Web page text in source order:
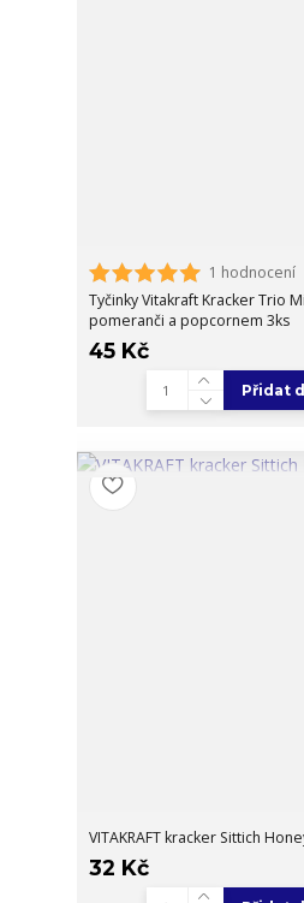
1 hodnocení
Tyčinky Vitakraft Kracker Trio
pomeranči a popcornem 3ks
45 Kč
Přidat
VITAKRAFT kracker Sittich
32 Kč